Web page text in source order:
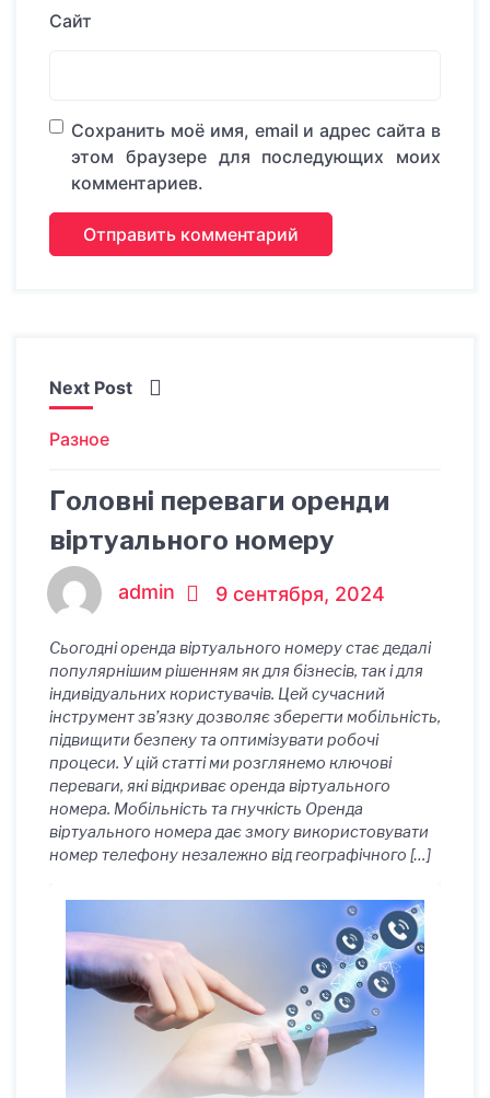
Сайт
Сохранить моё имя, email и адрес сайта в
этом браузере для последующих моих
комментариев.
Next Post
Разное
Головні переваги оренди
віртуального номеру
admin 9 сентября, 2024
Сьогодні оренда віртуального номеру стає дедалі
популярнішим рішенням як для бізнесів, так і для
індивідуальних користувачів. Цей сучасний
інструмент зв’язку дозволяє зберегти мобільність,
підвищити безпеку та оптимізувати робочі
процеси. У цій статті ми розглянемо ключові
переваги, які відкриває оренда віртуального
номера. Мобільність та гнучкість Оренда
віртуального номера дає змогу використовувати
номер телефону незалежно від географічного […]